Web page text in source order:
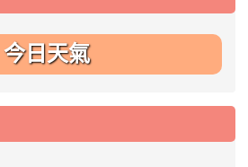
今日天氣